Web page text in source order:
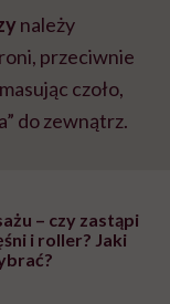
należy
przeciwnie
czoło,
do zewnątrz.
– czy zastąpi
i roller? Jaki